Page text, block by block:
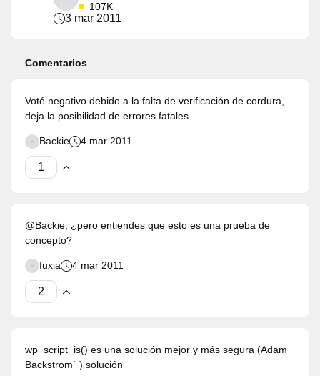
107K
3 mar 2011
Comentarios
Voté negativo debido a la falta de verificación de cordura,
deja la posibilidad de errores fatales.
Backie 4 mar 2011
@Backie, ¿pero entiendes que esto es una prueba de
concepto?
fuxia 4 mar 2011
wp_script_is() es una solución mejor y más segura (Adam
Backstrom` ) solución